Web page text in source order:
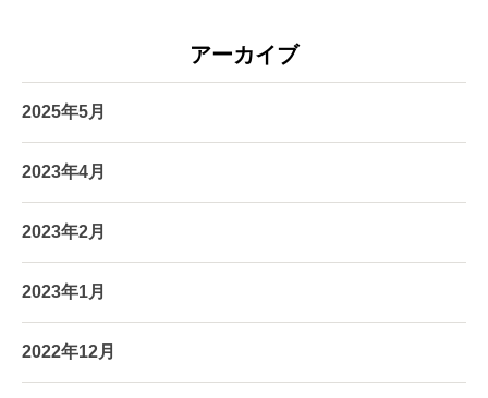
アーカイブ
2025年5月
2023年4月
2023年2月
2023年1月
2022年12月